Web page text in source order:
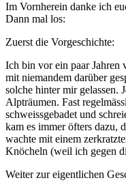
Im Vornherein danke ich
Dann mal los:
Zuerst die Vorgeschichte:
Ich bin vor ein paar Jahren
mit niemandem darüber
solche hinter mir gelassen.
Alpträumen. Fast
schweissgebadet und
kam es immer öfters dazu,
wachte mit einem
Knöcheln (weil ich gegen
Weiter zur eigentlichen